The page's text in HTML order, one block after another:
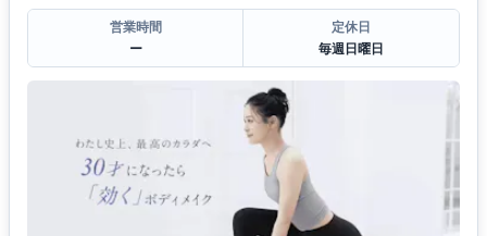
営業時間
ー
定休日
毎週日曜日